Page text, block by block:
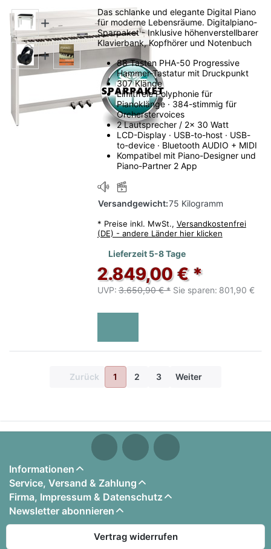
Das schlanke und elegante Digital Piano
für moderne Lebensräume. Digitalpiano-
Sparpaket - Inklusive höhenverstellbarer
Klavierbank, Kopfhörer und Notenbuch
88 Tasten PHA-50 Progressive
Hammer-Tastatur mit Druckpunkt
307 Klänge
Limitfreie Polyphonie für
Pianoklänge · 384-stimmig für
Orcherstervoices
2 Lautsprecher / 2x 30 Watt
LCD-Display · USB-to-host · USB-
to-device · Bluetooth AUDIO + MIDI
Kompatibel mit Piano-Designer und
Piano-Partner 2 App
Versandgewicht:75 Kilogramm
* Preise inkl. MwSt., Versandkostenfrei
(DE) - andere Länder hier klicken
Lieferzeit 5-8 Tage
2.849,00 € *
UVP: 3.650,90 € * Sie sparen: 801,90 €
Zurück 1 2 3 Weiter
Informationen
Service, Versand & Zahlung
Firma, Impressum & Datenschutz
Newsletter abonnieren
Vertrag widerrufen